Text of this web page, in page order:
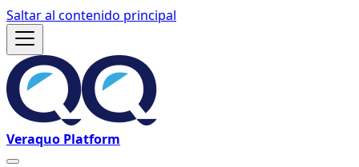
Saltar al contenido principal
Veraquo Platform